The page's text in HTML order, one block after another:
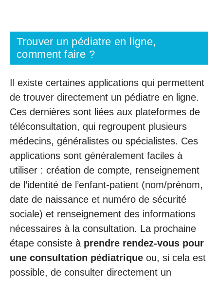
Trouver un pédiatre en ligne,
comment faire ?
Il existe certaines applications qui permettent
de trouver directement un pédiatre en ligne.
Ces dernières sont liées aux plateformes de
téléconsultation, qui regroupent plusieurs
médecins, généralistes ou spécialistes. Ces
applications sont généralement faciles à
utiliser : création de compte, renseignement
de l’identité de l’enfant-patient (nom/prénom,
date de naissance et numéro de sécurité
sociale) et renseignement des informations
nécessaires à la consultation. La prochaine
étape consiste à prendre rendez-vous pour
une consultation pédiatrique ou, si cela est
possible, de consulter directement un